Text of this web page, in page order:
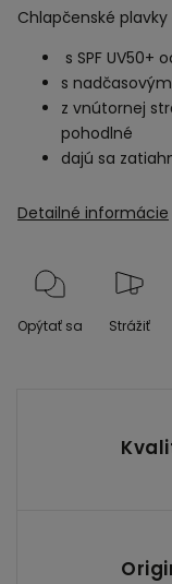
Chlapčenské plavky
s SPF UV50+
s
z vnútornej
pohodlné
dajú sa
Detailné informácie
Opýtať sa Strážiť